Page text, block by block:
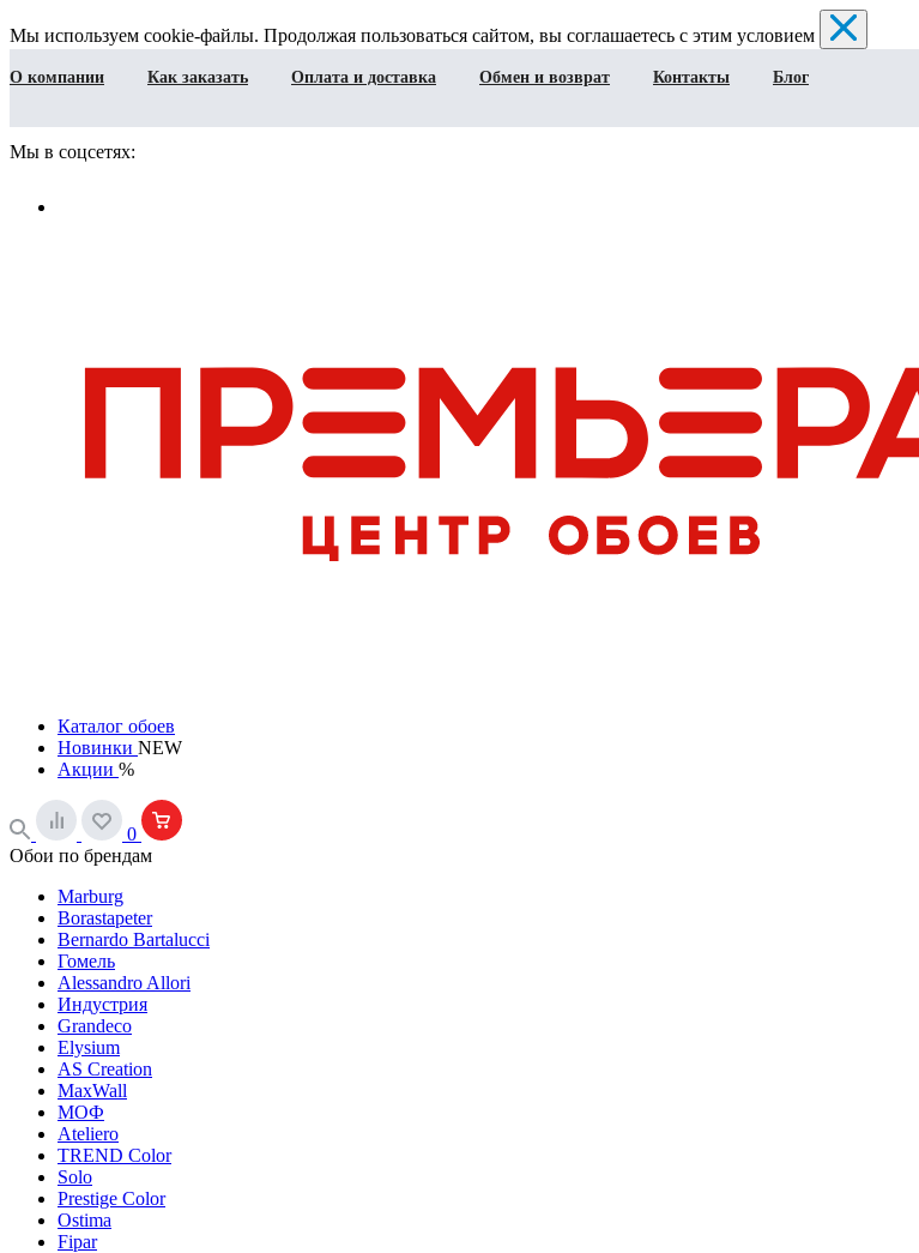
Мы используем cookie-файлы. Продолжая пользоваться сайтом, вы соглашаетесь с этим условием
О компании Как заказать Оплата и доставка Обмен и возврат Контакты
Блог
Мы в соцсетях:
Каталог обоев
Новинки NEW
Акции %
0
Обои по брендам
Marburg
Borastapeter
Bernardo Bartalucci
Гомель
Alessandro Allori
Индустрия
Grandeco
Elysium
AS Creation
MaxWall
МОФ
Ateliero
TREND Color
Solo
Prestige Color
Ostima
Fipar